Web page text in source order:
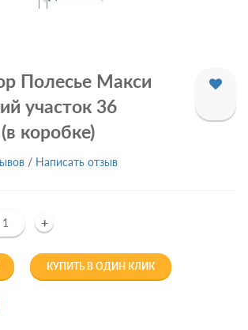
Полесье Макси
участок 36
коробке)
/ Написать отзыв
+
КУПИТЬ В ОДИН КЛИК